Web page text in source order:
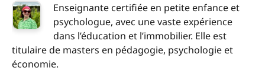
Enseignante certifiée en petite enfance et
psychologue, avec une vaste expérience
dans l’éducation et l’immobilier. Elle est
titulaire de masters en pédagogie, psychologie et
économie.